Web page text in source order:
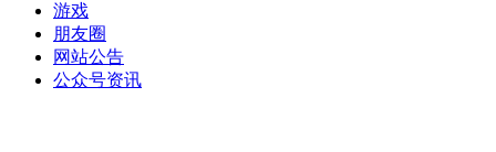
游戏
朋友圈
网站公告
公众号资讯